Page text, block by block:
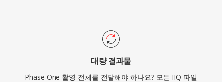
대량 결과물
Phase One 촬영 전체를 전달해야 하나요? 모든 IIQ 파일